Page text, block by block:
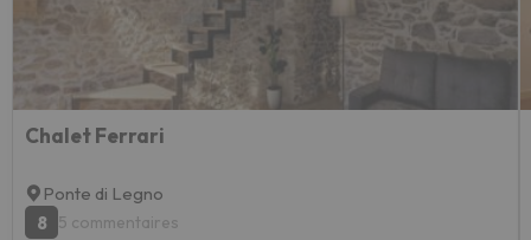
Chalet Ferrari
Ponte di Legno
8
5 commentaires